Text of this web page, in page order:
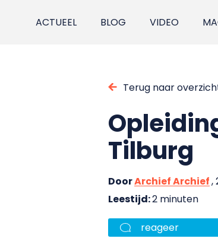
ACTUEEL BLOG VIDEO
Terug naar
Tilburg
DoorArchief Archief,
Leestijd:2 minuten
reageer